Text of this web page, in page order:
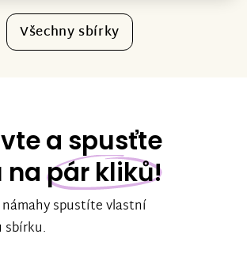
Všechny sbírky
a spusťte
na pár kliků!
námahy spustíte vlastní